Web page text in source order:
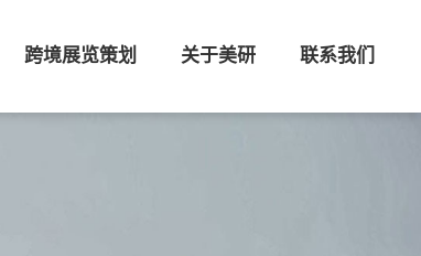
跨境展览策划 关于美研 联系我们